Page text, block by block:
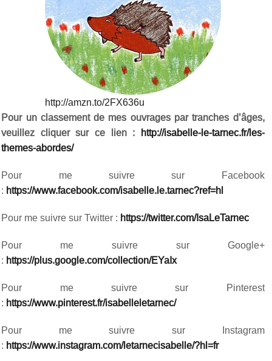
http://amzn.to/2FX636u
Pour un classement de mes ouvrages par tranches d’âges,
veuillez cliquer sur ce lien :
http://isabelle-le-tarnec.fr/les-
themes-abordes/
Pour me suivre sur Facebook
: https://www.facebook.com/isabelle.le.tarnec?ref=hl
Pour me suivre sur Twitter : https://twitter.com/IsaLeTarnec
Pour me suivre sur Google+
: https://plus.google.com/collection/EYaIx
Pour me suivre sur Pinterest
: https://www.pinterest.fr/isabelleletarnec/
Pour me suivre sur Instagram
: https://www.instagram.com/letarnecisabelle/?hl=fr